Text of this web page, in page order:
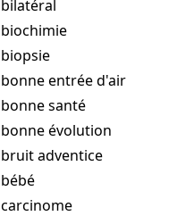
bilatéral
biochimie
biopsie
bonne entrée d'air
bonne santé
bonne évolution
bruit adventice
bébé
carcinome